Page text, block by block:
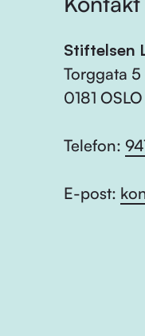
Stiftelsen
Torggata 5
0181 OSLO
Telefon:
E-post: